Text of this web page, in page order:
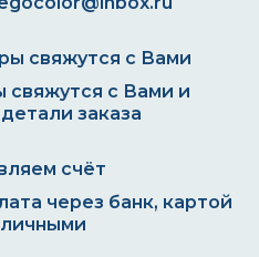
с Вами и
заказа
через банк, картой